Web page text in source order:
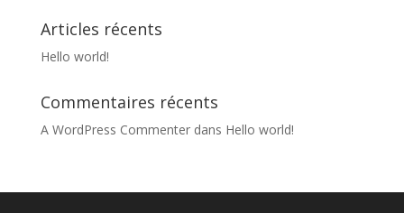
Articles récents
Hello world!
Commentaires récents
A WordPress Commenterdans Hello world!